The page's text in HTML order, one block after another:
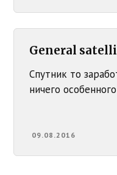
General
Спутник то
ничего
09.08.2016